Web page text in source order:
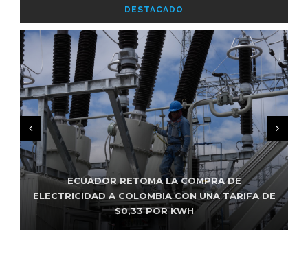
DESTACADO
ECUADOR RETOMA LA COMPRA DE
ELECTRICIDAD A COLOMBIA CON UNA TARIFA DE
$0,33 POR KWH
FISCALÍA CONFIRMA INVESTIGACIONES
RESERVADAS CONTRA ALCALDES Y PREFECTOS
DE ECUADOR
INVESTIGAN PRESUNTO ENVENENAMIENTO DE
CINCO ANIMALES EN EL SUR DE QUITO